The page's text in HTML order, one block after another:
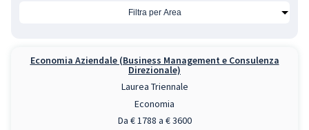
Economia Aziendale (Business Management e Consulenza
Direzionale)
Laurea Triennale
Economia
Da € 1788 a € 3600